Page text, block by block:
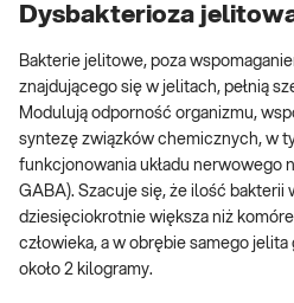
Dysbakterioza
Bakterie jelitowe, poza
znajdującego się w jelitach, pełnią
Modulują odporność organizmu,
syntezę związków chemicznych, w
funkcjonowania układu nerwowego
GABA). Szacuje się, że ilość bakterii
dziesięciokrotnie większa niż
człowieka, a w obrębie samego
około 2 kilogramy.